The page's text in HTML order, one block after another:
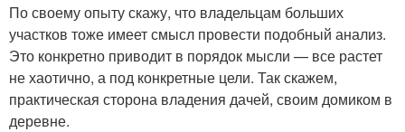
По своему опыту скажу, что владельцам больших
участков тоже имеет смысл провести подобный анализ.
Это конкретно приводит в порядок мысли — все растет
не хаотично, а под конкретные цели. Так скажем,
практическая сторона владения дачей, своим домиком в
деревне.